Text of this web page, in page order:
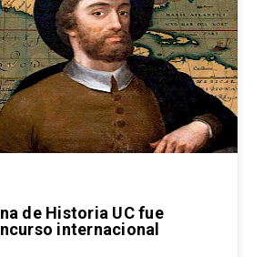
de Historia UC fue
internacional